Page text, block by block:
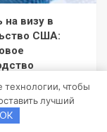
на визу в
США:
технологии, чтобы
лучший
OK